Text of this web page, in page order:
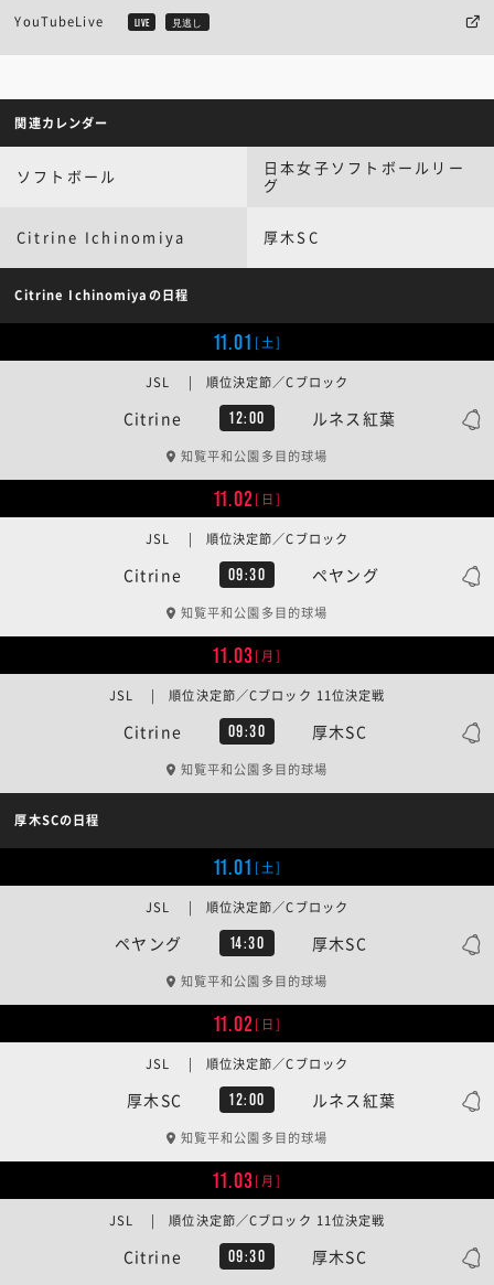
YouTubeLive LIVE 見逃し
関連カレンダー
ソフトボール
日本女子ソフトボールリー
グ
Citrine Ichinomiya 厚木SC
Citrine Ichinomiyaの日程
11.01 [土]
Citrine 12:00 ルネス紅葉
JSL | 順位決定節／Cブロック
知覧平和公園多目的球場
11.02[日]
Citrine 09:30 ペヤング
JSL | 順位決定節／Cブロック
知覧平和公園多目的球場
11.03[月]
Citrine 09:30 厚木SC
JSL | 順位決定節／Cブロック 11位決定戦
知覧平和公園多目的球場
厚木SCの日程
11.01 [土]
ペヤング 14:30 厚木SC
JSL | 順位決定節／Cブロック
知覧平和公園多目的球場
11.02[日]
厚木SC 12:00 ルネス紅葉
JSL | 順位決定節／Cブロック
知覧平和公園多目的球場
11.03[月]
Citrine 09:30 厚木SC
JSL | 順位決定節／Cブロック 11位決定戦